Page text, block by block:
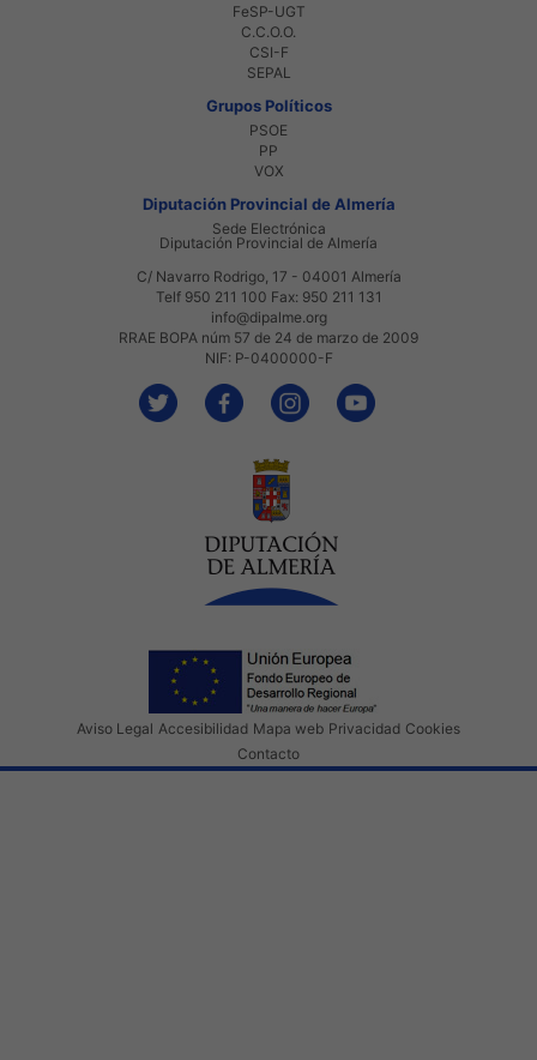
FeSP-UGT
C.C.O.O.
CSI-F
SEPAL
Grupos Políticos
PSOE
PP
VOX
Diputación Provincial de Almería
Sede Electrónica
Diputación Provincial de Almería
C/ Navarro Rodrigo, 17 - 04001 Almería
Telf 950 211 100 Fax: 950 211 131
info@dipalme.org
RRAE BOPA núm 57 de 24 de marzo de 2009
NIF: P-0400000-F
Aviso Legal Accesibilidad Mapa web Privacidad Cookies
Contacto